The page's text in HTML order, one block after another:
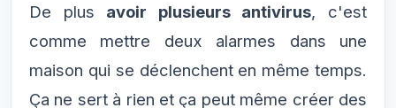
De plus avoir plusieurs antivirus, c'est
comme mettre deux alarmes dans une
maison qui se déclenchent en même temps.
Ça ne sert à rien et ça peut même créer des